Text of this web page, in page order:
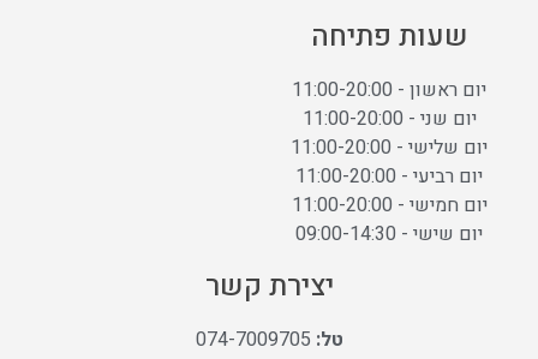
שעות פתיחה
יום ראשון - 11:00-20:00
יום שני - 11:00-20:00
יום שלישי - 11:00-20:00
יום רביעי - 11:00-20:00
יום חמישי - 11:00-20:00
יום שישי - 09:00-14:30
יצירת קשר
טל: